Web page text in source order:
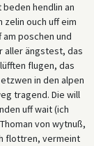
hendlin an
ouch uff eim
poschen und
aller ängstest, das
flugen, das
in den alpen
tragend. Die will
uff wait (ich
von wytnuß,
flottren, vermeint